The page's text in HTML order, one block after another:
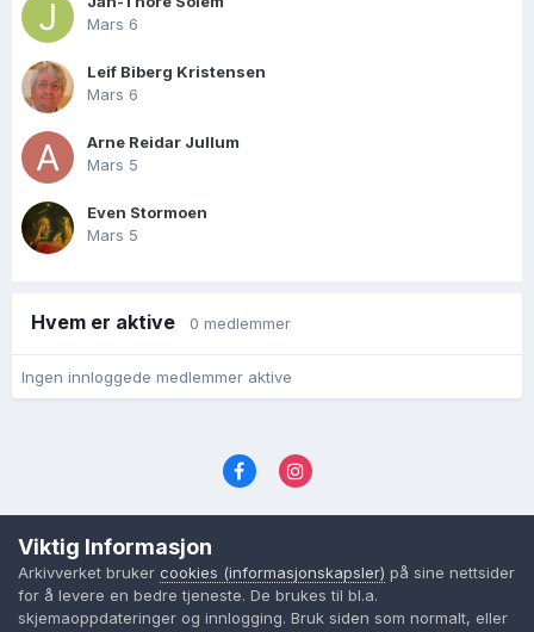
Mars 6
Leif Biberg Kristensen
Mars 6
Arne Reidar Jullum
Mars 5
Even Stormoen
Mars 5
Hvem er aktive 0 medlemmer
Ingen innloggede medlemmer aktive
Cookies (informasjonskapsler)
Powered by Invision Community
Viktig Informasjon
Arkivverket bruker cookies (informasjonskapsler) på sine nettsider
for å levere en bedre tjeneste. De brukes til bl.a.
skjemaoppdateringer og innlogging. Bruk siden som normalt, eller